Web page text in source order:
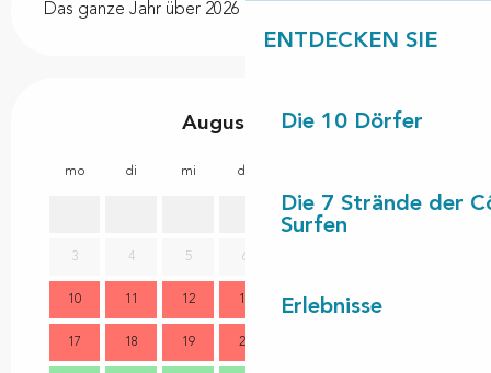
ENTDECKEN SIE
Die 10 Dörfer
Die 7 Strände der
Surfen
Erlebnisse
Das ganze Jahr über 2026
August 2026
mo di mi do
3 4 5 6
10 11 12 13 14 15
17 18 19 20